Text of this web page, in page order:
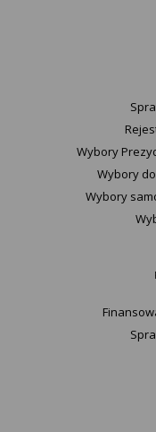
Wybory
Wybory
Wybory